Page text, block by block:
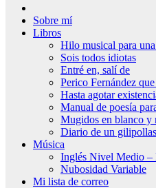
Sobre mí
Libros
Hilo musical para
Sois todos idiotas
Entré en, salí de
Perico Fernández
Hasta agotar
Manual de poesía
Mugidos en blanco y
Diario de un gilipollas
Música
Inglés Nivel Medio –
Nubosidad Variable
Mi lista de correo